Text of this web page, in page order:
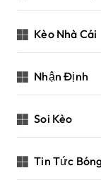
Kèo Nhà Cái
Nhận Định
Soi Kèo
Tin Tức